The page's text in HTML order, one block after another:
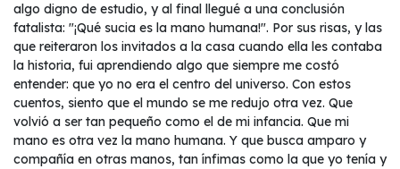
algo digno de estudio, y al final llegué a una conclusión
fatalista: "¡Qué sucia es la mano humana!". Por sus risas, y las
que reiteraron los invitados a la casa cuando ella les contaba
la historia, fui aprendiendo algo que siempre me costó
entender: que yo no era el centro del universo. Con estos
cuentos, siento que el mundo se me redujo otra vez. Que
volvió a ser tan pequeño como el de mi infancia. Que mi
mano es otra vez la mano humana. Y que busca amparo y
compañía en otras manos, tan ínfimas como la que yo tenía y